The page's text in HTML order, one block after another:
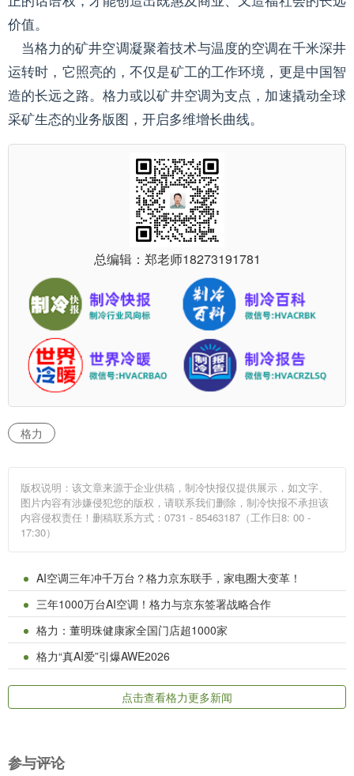
价值。
当格力的矿井空调凝聚着技术与温度的空调在千米深井
运转时，它照亮的，不仅是矿工的工作环境，更是中国智
造的长远之路。格力或以矿井空调为支点，加速撬动全球
采矿生态的业务版图，开启多维增长曲线。
总编辑：郑老师18273191781
格力
版权说明：该文章来源于企业供稿，制冷快报仅提供展示，如文字、
图片内容有涉嫌侵犯您的版权，请联系我们删除，制冷快报不承担该
内容侵权责任！删稿联系方式：0731 - 85463187（工作日8: 00 -
17:30）
AI空调三年冲千万台？格力京东联手，家电圈大变革！
三年1000万台AI空调！格力与京东签署战略合作
格力：董明珠健康家全国门店超1000家
格力“真AI爱”引爆AWE2026
点击查看格力更多新闻
参与评论